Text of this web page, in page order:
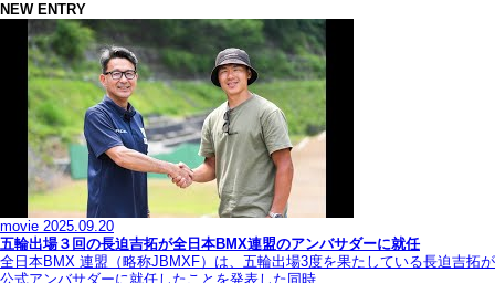
NEW ENTRY
movie 2025.09.20
五輪出場３回の長迫吉拓が全日本BMX連盟のアンバサダーに就任
全日本BMX 連盟（略称JBMXF）は、五輪出場3度を果たしている長迫吉拓が
公式アンバサダーに就任したことを発表した同時…